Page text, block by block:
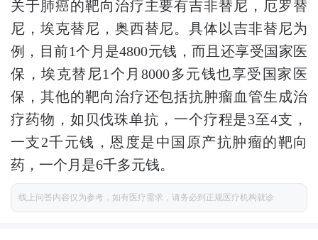
关于肺癌的靶向治疗主要有吉非替尼，厄罗替
尼，埃克替尼，奥西替尼。具体以吉非替尼为
例，目前1个月是4800元钱，而且还享受国家医
保，埃克替尼1个月8000多元钱也享受国家医
保，其他的靶向治疗还包括抗肿瘤血管生成治
疗药物，如贝伐珠单抗，一个疗程是3至4支，
一支2千元钱，恩度是中国原产抗肿瘤的靶向
药，一个月是6千多元钱。
线上问答内容仅为参考，如有医疗需求，请务必到正规医疗机构就诊